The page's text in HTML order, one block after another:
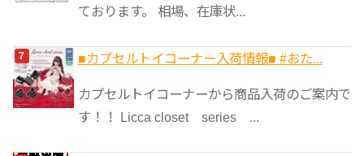
ております。 相場、在庫状...
■カプセルトイコーナー入荷情報■ #おた...
カプセルトイコーナーから商品入荷のご案内で
す！！ Licca closet series ...